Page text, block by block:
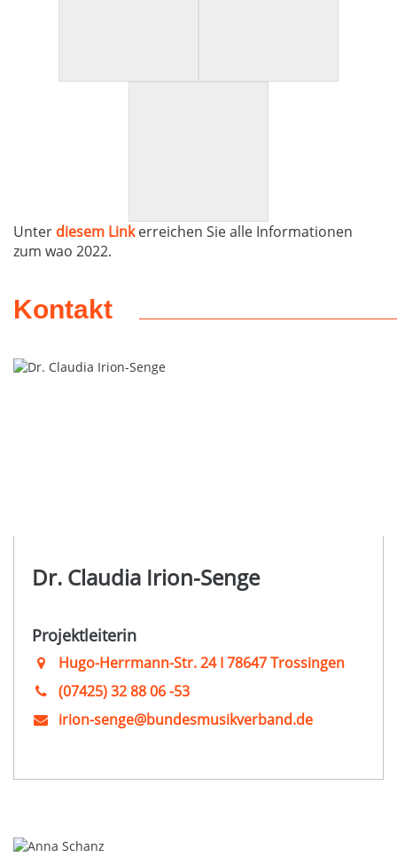
Unter diesem Linkerreichen Sie alle Informationen
zum wao 2022.
Kontakt
Dr. Claudia Irion-Senge
Projektleiterin
Hugo-Herrmann-Str. 24 I 78647 Trossingen
(07425) 32 88 06 -53
irion-senge@bundesmusikverband.de